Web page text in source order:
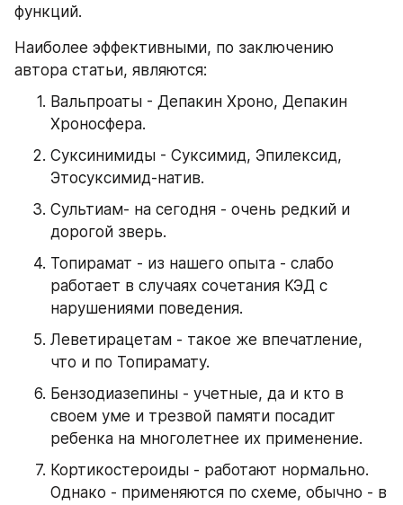
функций.
Наиболее эффективными, по заключению
автора статьи, являются:
Вальпроаты - Депакин Хроно, Депакин
Хроносфера.
Суксинимиды - Суксимид, Эпилексид,
Этосуксимид-натив.
Сультиам- на сегодня - очень редкий и
дорогой зверь.
Топирамат - из нашего опыта - слабо
работает в случаях сочетания КЭД с
нарушениями поведения.
Леветирацетам - такое же впечатление,
что и по Топирамату.
Бензодиазепины - учетные, да и кто в
своем уме и трезвой памяти посадит
ребенка на многолетнее их применение.
Кортикостероиды - работают нормально.
Однако - применяются по схеме, обычно - в